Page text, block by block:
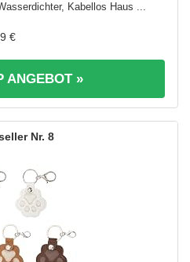
Kabellos Haus ...
€
ANGEBOT »
8